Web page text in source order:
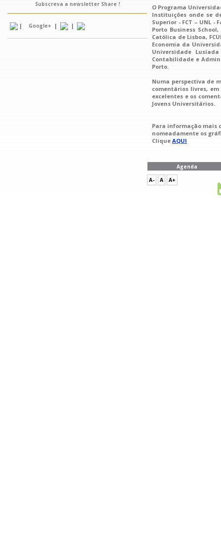
Subscreva a newsletter Share !
| Google+ | |
O Programa
Instituições onde se
Superior - FCT – UNL
Porto Business
Católica de Lisboa,
Economia da
Universidade
Contabilidade e
Porto.
Numa perspectiva de
comentários livres,
excelentes e os
Jovens Universitários.
Para informação mais
nomeadamente os
Clique AQUI
Agenda
A-
A A+